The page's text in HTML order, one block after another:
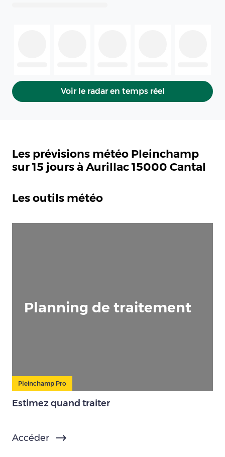
Voir le radar en temps réel
Les prévisions météo Pleinchamp
sur 15 jours à Aurillac 15000 Cantal
Les outils météo
Planning de traitement
Pleinchamp Pro
Estimez quand traiter
Accéder